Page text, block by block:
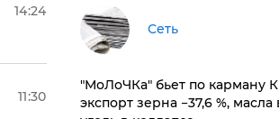
14:24
11:30
Сеть
​"МоЛоЧКа" бьет по карману
экспорт зерна −37,6 %, масла